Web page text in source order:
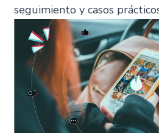
seguimiento y casos